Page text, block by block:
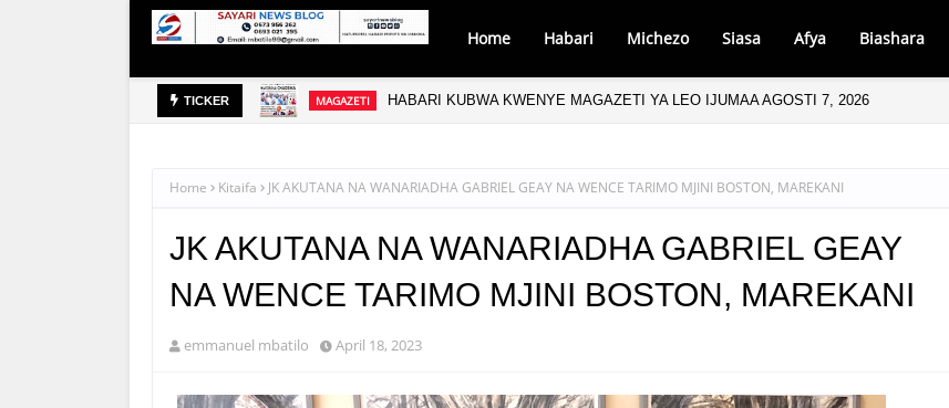
Home Habari Michezo Siasa Afya Biashara
TICKER MAGAZETI HABARI KUBWA KWENYE MAGAZETI YA LEO IJUMAA AGOSTI 7, 2026
Home Kitaifa JK AKUTANA NA WANARIADHA GABRIEL GEAY NA WENCE TARIMO MJINI BOSTON, MAREKANI
JK AKUTANA NA WANARIADHA GABRIEL GEAY
NA WENCE TARIMO MJINI BOSTON, MAREKANI
emmanuel mbatilo April 18, 2023